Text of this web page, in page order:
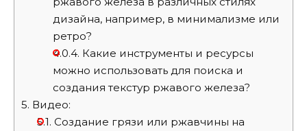
дизайна, например, в минимализме или
ретро?
4.0.4. Какие инструменты и ресурсы
можно использовать для поиска и
создания текстур ржавого железа?
5. Видео:
5.1. Создание грязи или ржавчины на